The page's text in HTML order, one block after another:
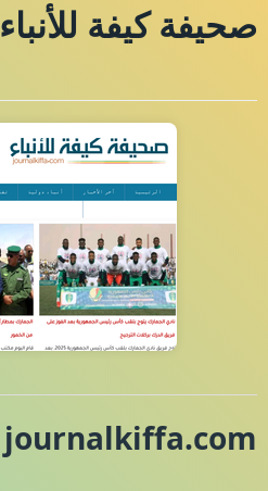
صحيفة كيفة للأنباء
journalkiffa.com